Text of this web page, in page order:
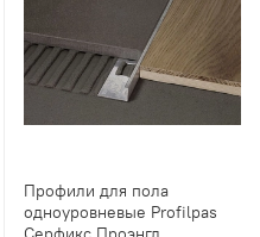
Профили для пола
одноуровневые Profilpas